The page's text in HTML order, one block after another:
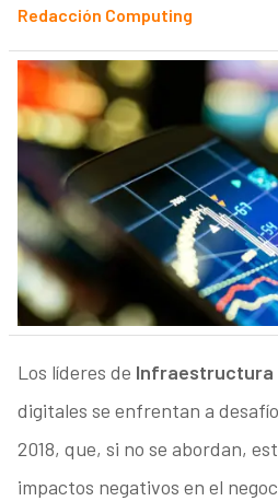
Redacción Computing
Los líderes de Infraestructura
digitales se enfrentan a
2018, que, si no se abordan,
impactos negativos en el